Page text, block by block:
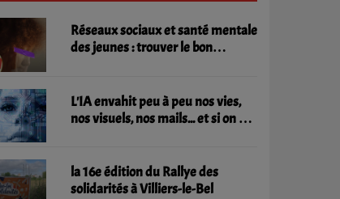
Réseaux sociaux et santé mentale
des jeunes : trouver le bon
L'IA envahit peu à peu nos vies,
nos visuels, nos mails... et si on en
la 16e édition du Rallye des
solidarités à Villiers-le-Bel